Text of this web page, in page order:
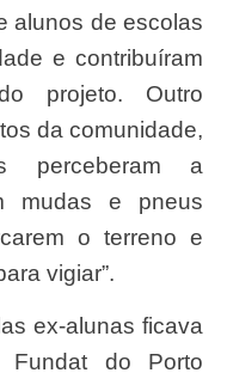
alunos de escolas
e contribuíram
projeto. Outro
da comunidade,
perceberam a
mudas e pneus
o terreno e
vigiar”.
do Porto